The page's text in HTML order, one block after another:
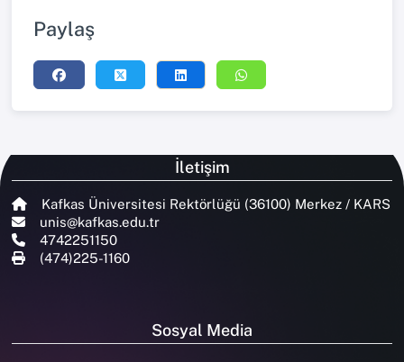
Paylaş
İletişim
Kafkas Üniversitesi Rektörlüğü (36100) Merkez / KARS
unis@kafkas.edu.tr
4742251150
(474)225-1160
Sosyal Media